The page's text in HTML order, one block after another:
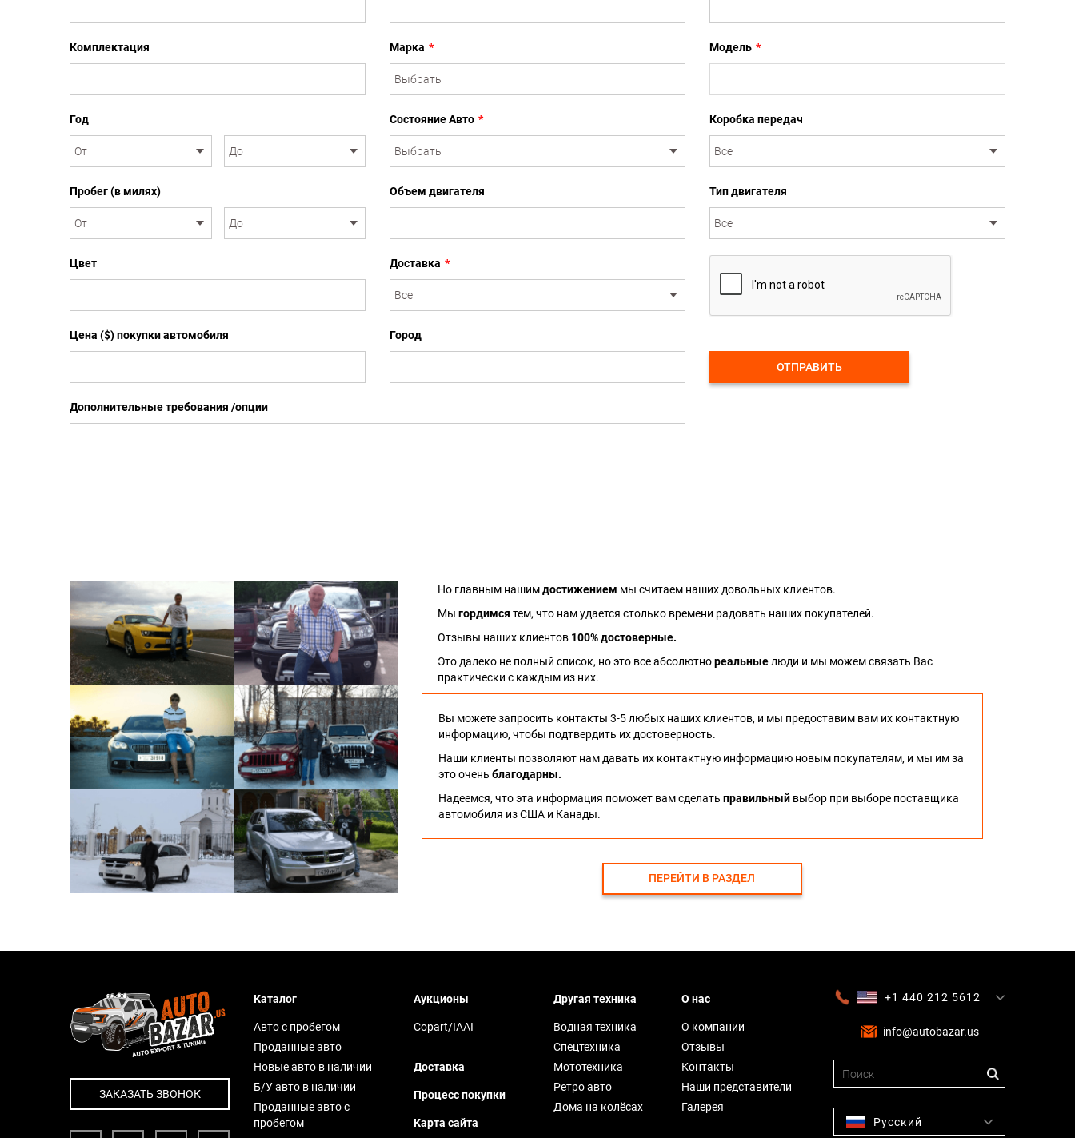
Комплектация
Год
Пробег (в милях)
Цвет
Цена ($) покупки автомобиля
Дополнительные требования /опции
Марка *
Состояние Авто *
Объем двигателя
Доставка *
Город
Модель *
Коробка передач
Тип двигателя
ОТПРАВИТЬ
Но главным нашимдостижением мы считаем наших довольных клиентов.
Мы гордимся тем, что нам удается столько времени радовать наших покупателей.
Отзывы наших клиентов 100% достоверные.
Это далеко не полный список, но это все абсолютнореальныелюди и мы можем связать Вас
практически с каждым из них.
Вы можете запросить контакты 3-5 любых наших клиентов, и мы предоставим вам их контактную
информацию, чтобы подтвердить их достоверность.
Наши клиенты позволяют нам давать их контактную информацию новым покупателям, и мы им за
это очень благодарны.
Надеемся, что эта информация поможет вам сделать правильныйвыбор при выборе поставщика
автомобиля из США и Канады.
ПЕРЕЙТИ В РАЗДЕЛ
ЗАКАЗАТЬ ЗВОНОК
Каталог
Авто с пробегом
Проданные авто
Новые авто в наличии
Б/У авто в наличии
Проданные авто с
пробегом
Аукционы
Copart/IAAI
Доставка
Процесс покупки
Карта сайта
Другая техника
Водная техника
Спецтехника
Мототехника
Ретро авто
Дома на колёсах
О нас
О компании
Отзывы
Контакты
Наши представители
Галерея
+1 440 212 5612
info@autobazar.us
Русский